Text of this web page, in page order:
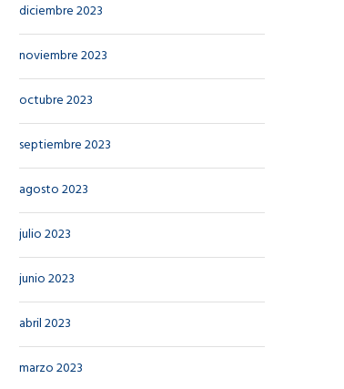
diciembre 2023
noviembre 2023
octubre 2023
septiembre 2023
agosto 2023
julio 2023
junio 2023
abril 2023
marzo 2023